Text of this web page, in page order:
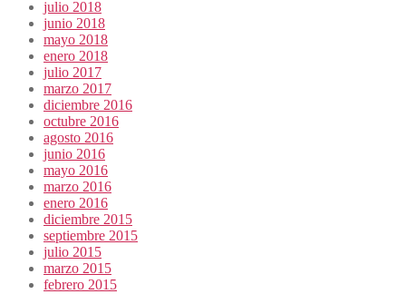
julio 2018
junio 2018
mayo 2018
enero 2018
julio 2017
marzo 2017
diciembre 2016
octubre 2016
agosto 2016
junio 2016
mayo 2016
marzo 2016
enero 2016
diciembre 2015
septiembre 2015
julio 2015
marzo 2015
febrero 2015